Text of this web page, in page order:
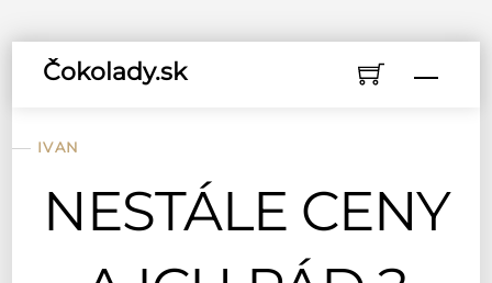
Menu
Čokolady.sk
IVAN
NESTÁLE CENY